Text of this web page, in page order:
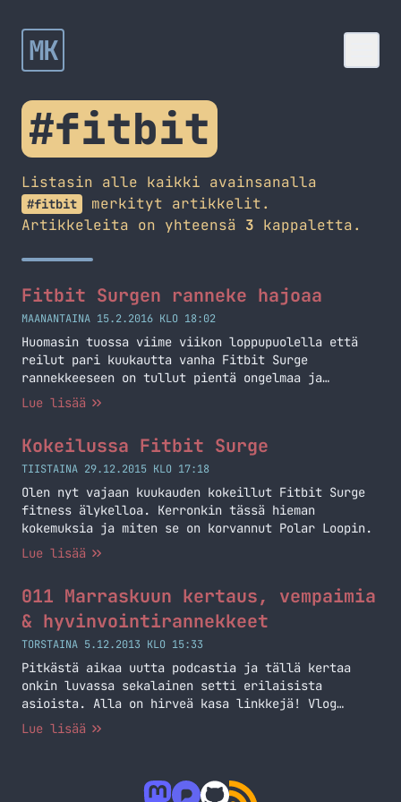
MK
#fitbit
Listasin alle kaikki avainsanalla
#fitbit
merkityt artikkelit.
Artikkeleita on yhteensä 3 kappaletta.
Fitbit Surgen ranneke hajoaa
MAANANTAINA 15.2.2016 KLO 18:02
Huomasin tuossa viime viikon loppupuolella että
reilut pari kuukautta vanha Fitbit Surge
rannekkeeseen on tullut pientä ongelmaa ja
laitoinkin siitä viestiä heidän tukeen. Alla onkin
tuntuu, että liimaus on muutenkin pettämässä
toiselta puolen kun se nousee irti kellosta.
Samaten toisella puolella… Jatka lukemista Fitbit
Surgen ranneke hajoaa
Lue lisää
Kokeilussa Fitbit Surge
TIISTAINA 29.12.2015 KLO 17:18
Olen nyt vajaan kuukauden kokeillut Fitbit Surge
fitness älykelloa. Kerronkin tässä hieman
kokemuksia ja miten se on korvannut Polar Loopin.
Lue lisää
011 Marraskuun kertaus, vempaimia
& hyvinvointirannekkeet
TORSTAINA 5.12.2013 KLO 15:33
Pitkästä aikaa uutta podcastia ja tällä kertaa
onkin luvassa sekalainen setti erilaisista
asioista. Alla on hirveä kasa linkkejä! Vlog
Digiexpot 2013 CM Storm Trigger Razer Deathadder
Jawbone Up… Jatka lukemista 011 Marraskuun
Lue lisää